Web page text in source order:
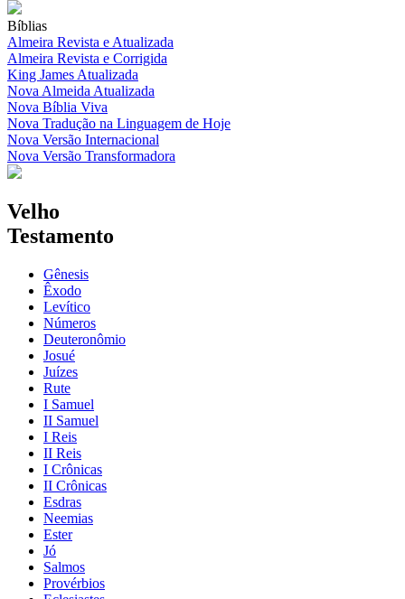
Bíblias
Almeira Revista e Atualizada
Almeira Revista e Corrigida
King James Atualizada
Nova Almeida Atualizada
Nova Bíblia Viva
Nova Tradução na Linguagem de Hoje
Nova Versão Internacional
Nova Versão Transformadora
Velho
Testamento
Gênesis
Êxodo
Levítico
Números
Deuteronômio
Josué
Juízes
Rute
I Samuel
II Samuel
I Reis
II Reis
I Crônicas
II Crônicas
Esdras
Neemias
Ester
Jó
Salmos
Provérbios